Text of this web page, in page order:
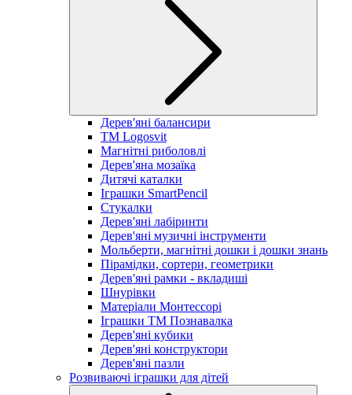
Дерев'яні балансири
TM Logosvit
Магнітні риболовлі
Дерев'яна мозаїка
Дитячі каталки
Іграшки SmartPencil
Стукалки
Дерев'яні лабіринти
Дерев'яні музичні інструменти
Мольберти, магнітні дошки і дошки знань
Пірамідки, сортери, геометрики
Дерев'яні рамки - вкладиші
Шнурівки
Матеріали Монтессорі
Іграшки ТМ Познавалка
Дерев'яні кубики
Дерев'яні конструктори
Дерев'яні пазли
Розвиваючі іграшки для дітей